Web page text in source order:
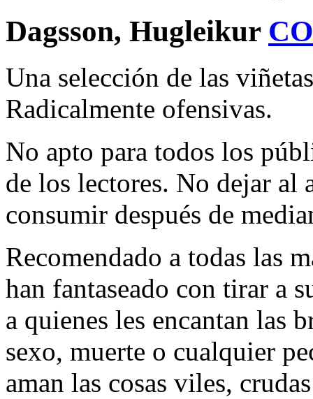
Dagsson, Hugleikur
Una selección de las
Radicalmente ofensivas.
No apto para todos los
de los lectores. No dejar al
consumir después de
Recomendado a todas las
han fantaseado con tirar a
a quienes les encantan las
sexo, muerte o cualquier
aman las cosas viles,